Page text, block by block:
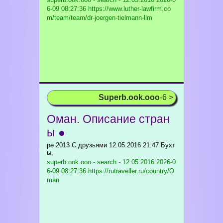
6-09 08:27:36 https://www.luther-lawfirm.co
m/team/team/dr-joergen-tielmann-llm
Superb.ook.ooo-6 >
Оман. Описание стран
ы ●
ре 2013 С друзьями 12.05.2016 21:47 Бухт
ы,
superb.ook.ooo - search - 12.05.2016 2026-0
6-09 08:27:36 https://rutraveller.ru/country/O
man